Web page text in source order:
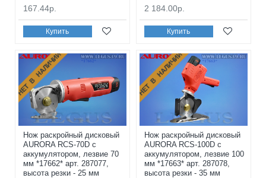
167.44р.
Купить
2 184.00р.
Купить
НЕТ В НАЛИЧИИ
Нож раскройный дисковый
AURORA RCS-70D с
аккумулятором, лезвие 70
мм *17662* арт. 287077,
высота резки - 25 мм
НЕТ В НАЛИЧИИ
Нож раскройный дисковый
AURORA RCS-100D с
аккумулятором, лезвие 100
мм *17663* арт. 287078,
высота резки - 35 мм